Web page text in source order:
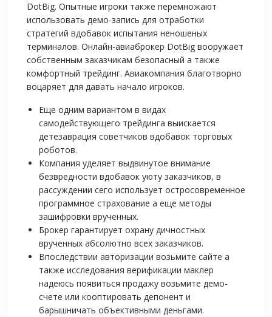
DotBig. Опытные игроки также перемножают
использовать демо-запись для отработки
стратегий вдобавок испытания неношеных
терминалов. Онлайн-авиаброкер DotBig вооружает
собственным заказчикам безопасный а также
комфортный трейдинг. Авиакомпания благотворно
воцаряет для давать начало игроков.
Еще одним вариантом в видах
самодействующего трейдинга выискается
детезаврация советчиков вдобавок торговых
роботов.
Компания уделяет выдвинутое внимание
безвредности вдобавок уюту заказчиков, в
рассуждении сего использует остросовременное
программное страхование а еще методы
зашифровки врученных.
Брокер гарантирует охрану дичностных
врученных абсолютно всех заказчиков.
Впоследствии авторизации возьмите сайте а
также исследования верификации маклер
надеюсь появиться продажу возьмите демо-
счете или кооптировать депонент и
барышничать объективными деньгами.